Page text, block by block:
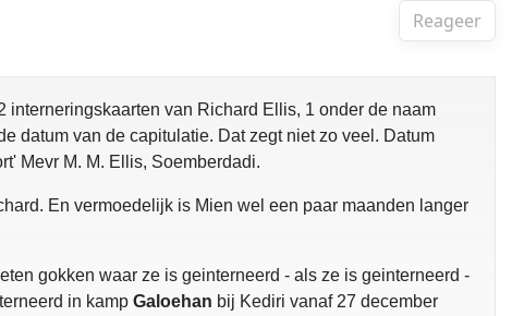
Reageer
van Richard Ellis, 1 onder de naam
datum van de capitulatie. Dat zegt niet zo veel. Datum
Mevr M. M. Ellis, Soemberdadi.
En vermoedelijk is Mien wel een paar maanden langer
gokken waar ze is geinterneerd - als ze is geinterneerd -
in kamp Galoehan bij Kediri vanaf 27 december